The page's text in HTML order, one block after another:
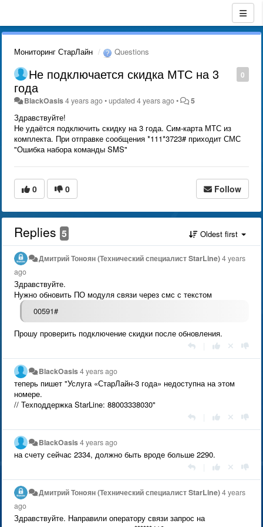
Мониторинг СтарЛайн Questions
0
Не подключается скидка МТС на 3
года
BlackOasis4 years ago•updated4 years ago• 5
Здравствуйте!
Не удаётся подключить скидку на 3 года. Сим-карта МТС из
комплекта. При отправке сообщения *111*3723# приходит СМС
"Ошибка набора команды SMS"
0 0 Follow
Replies 5 Oldest first
Дмитрий Тонoян (Технический специалист StarLine)4 years
ago
Здравствуйте.
Нужно обновить ПО модуля связи через смс с текстом
00591#
Прошу проверить подключение скидки после обновления.
BlackOasis4 years ago
теперь пишет "Услуга «СтарЛайн-3 года» недоступна на этом
номере.
// Техподдержка StarLine: 88003338030"
BlackOasis4 years ago
на счету сейчас 2334, должно быть вроде больше 2290.
Дмитрий Тонoян (Технический специалист StarLine)4 years
ago
Здравствуйте. Направили оператору связи запрос на